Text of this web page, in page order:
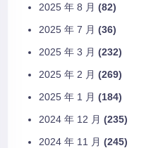
2025 年 8 月 (82)
2025 年 7 月 (36)
2025 年 3 月 (232)
2025 年 2 月 (269)
2025 年 1 月 (184)
2024 年 12 月 (235)
2024 年 11 月 (245)